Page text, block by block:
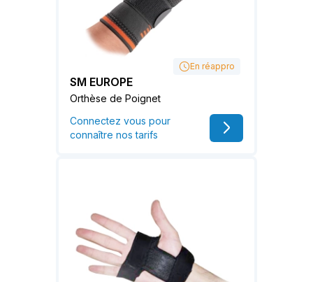
En réappro
SM EUROPE
Orthèse de Poignet
Connectez vous pour
connaître nos tarifs